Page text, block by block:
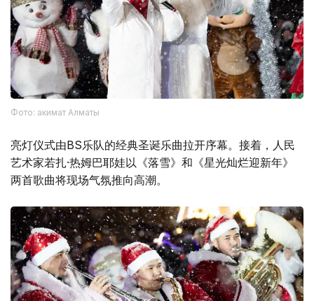
Фото: акимат Алматы
亮灯仪式由BS乐队的经典圣诞乐曲拉开序幕。接着，人民
艺术家若扎·热姆巴耶娃以《落雪》和《星光灿烂迎新年》
两首歌曲将现场气氛推向高潮。